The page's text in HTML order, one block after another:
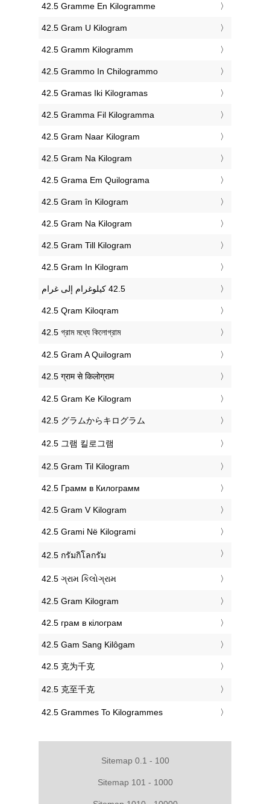
‎42.5 Gramme En Kilogramme
‎42.5 Gram U Kilogram
‎42.5 Gramm Kilogramm
‎42.5 Grammo In Chilogrammo
‎42.5 Gramas Iki Kilogramas
‎42.5 Gramma Fil Kilogramma
‎42.5 Gram Naar Kilogram
‎42.5 Gram Na Kilogram
‎42.5 Grama Em Quilograma
‎42.5 Gram în Kilogram
‎42.5 Gram Na Kilogram
‎42.5 Gram Till Kilogram
‎42.5 Gram In Kilogram
‎42.5 Qram Kiloqram
‎42.5 গ্রাম মধ্যে কিলোগ্রাম
‎42.5 Gram A Quilogram
‎42.5 ग्राम से किलोग्राम
‎42.5 Gram Ke Kilogram
‎42.5 グラムからキログラム
‎42.5 그램 킬로그램
‎42.5 Gram Til Kilogram
‎42.5 Грамм в Килограмм
‎42.5 Gram V Kilogram
‎42.5 Grami Në Kilogrami
‎42.5 กรัมกิโลกรัม
‎42.5 ગ્રામ કિલોગ્રામ
‎42.5 Gram Kilogram
‎42.5 грам в кілограм
‎42.5 Gam Sang Kilôgam
‎42.5 克为千克
‎42.5 克至千克
‎42.5 Grammes To Kilogrammes
Sitemap 0.1 - 100
Sitemap 101 - 1000